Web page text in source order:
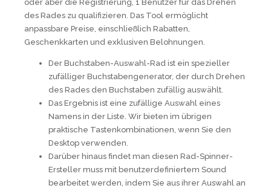
oder aber die Registrierung, 1 Benutzer für das Drehen
des Rades zu qualifizieren. Das Tool ermöglicht
anpassbare Preise, einschließlich Rabatten,
Geschenkkarten und exklusiven Belohnungen.
Der Buchstaben-Auswahl-Rad ist ein spezieller
zufälliger Buchstabengenerator, der durch Drehen
des Rades den Buchstaben zufällig auswählt.
Das Ergebnis ist eine zufällige Auswahl eines
Namens in der Liste. Wir bieten im übrigen
praktische Tastenkombinationen, wenn Sie den
Desktop verwenden.
Darüber hinaus findet man diesen Rad-Spinner-
Ersteller muss mit benutzerdefiniertem Sound
bearbeitet werden, indem Sie aus ihrer Auswahl an